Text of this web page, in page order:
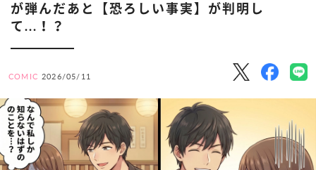
が弾んだあと【恐ろしい事実】が判明し
て...！？
COMIC 2026/05/11